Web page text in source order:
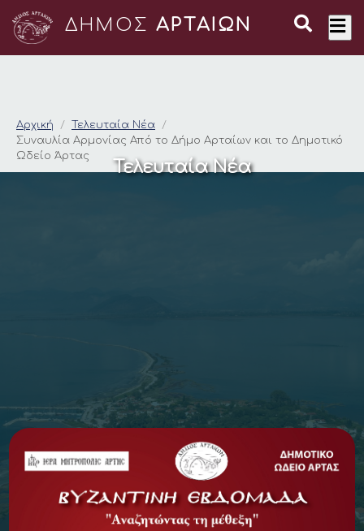
ΔΗΜΟΣ ΑΡΤΑΙΩΝ
Συναυλία Αρμονίας
Αρχική
Τελευταία Νέα
Συναυλία Αρμονίας Από το Δήμο Αρταίων και το Δημοτικό
Ωδείο Άρτας
Τελευταία Νέα